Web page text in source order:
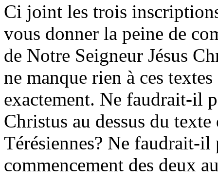
Ci joint les trois
vous donner la peine de
de Notre Seigneur Jésus
ne manque rien à ces
exactement. Ne faudrait-il
Christus au dessus du
Térésiennes? Ne faudrait-il
commencement des deux